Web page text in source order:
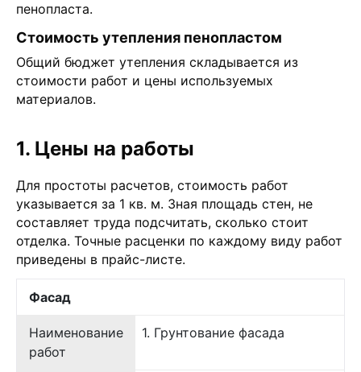
пенопласта.
Стоимость утепления пенопластом
Общий бюджет утепления складывается из
стоимости работ и цены используемых
материалов.
1. Цены на работы
Для простоты расчетов, стоимость работ
указывается за 1 кв. м. Зная площадь стен, не
составляет труда подсчитать, сколько стоит
отделка. Точные расценки по каждому виду работ
приведены в прайс-листе.
Фасад
Наименование
работ
1. Грунтование фасада